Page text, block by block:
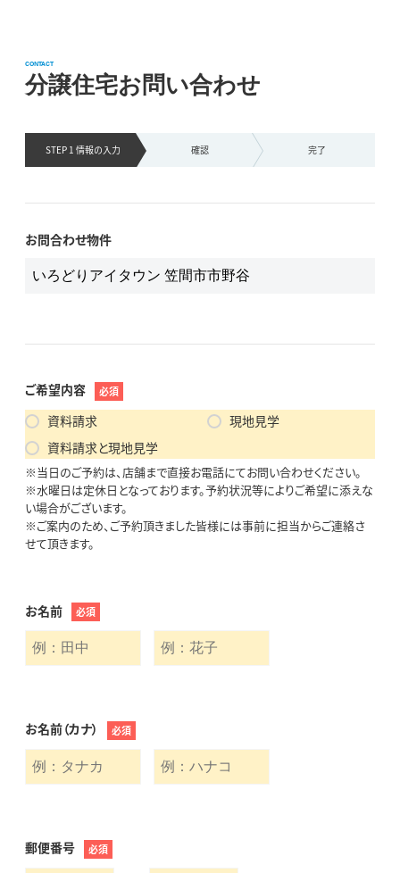
分譲住宅お問い合わせ
CONTACT
STEP 1 情報の入力 確認 完了
お問合わせ物件
ご希望内容 必須
資料請求
現地見学
資料請求と現地見学
※当日のご予約は、店舗まで直接お電話にてお問い合わせください。
※水曜日は定休日となっております。予約状況等によりご希望に添えな
い場合がございます。
※ご案内のため、ご予約頂きました皆様には事前に担当からご連絡さ
せて頂きます。
お名前 必須
お名前（カナ） 必須
郵便番号 必須